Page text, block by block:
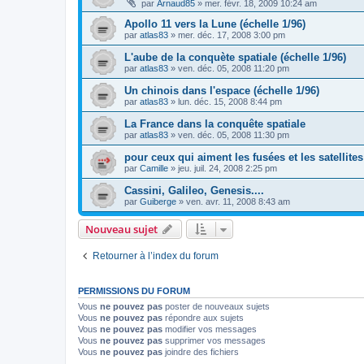
par Arnaud85 » mer. févr. 18, 2009 10:24 am
Apollo 11 vers la Lune (échelle 1/96)
par atlas83 » mer. déc. 17, 2008 3:00 pm
L'aube de la conquète spatiale (échelle 1/96)
par atlas83 » ven. déc. 05, 2008 11:20 pm
Un chinois dans l'espace (échelle 1/96)
par atlas83 » lun. déc. 15, 2008 8:44 pm
La France dans la conquête spatiale
par atlas83 » ven. déc. 05, 2008 11:30 pm
pour ceux qui aiment les fusées et les satellites
par Camille » jeu. juil. 24, 2008 2:25 pm
Cassini, Galileo, Genesis....
par Guiberge » ven. avr. 11, 2008 8:43 am
Nouveau sujet
Retourner à l’index du forum
PERMISSIONS DU FORUM
Vous ne pouvez pas poster de nouveaux sujets
Vous ne pouvez pas répondre aux sujets
Vous ne pouvez pas modifier vos messages
Vous ne pouvez pas supprimer vos messages
Vous ne pouvez pas joindre des fichiers